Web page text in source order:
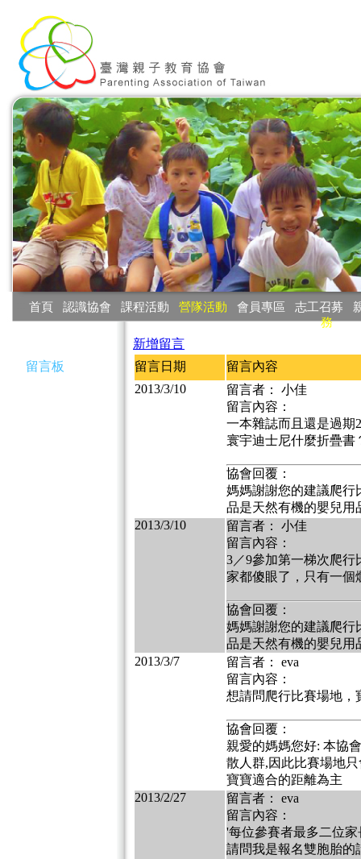
首頁 認識協會 課程活動 營隊活動 會員專區 志工召募
務
留言板
新增留言
留言日期
留言內容
2013/3/10
留言者： 小佳
留言內容：
一本雜誌而且還是過期
寰宇迪士尼什麼折疊書
協會回覆：
媽媽謝謝您的建議爬行
品是天然有機的嬰兒用
2013/3/10
留言者： 小佳
留言內容：
3／9參加第一梯次爬
家都傻眼了，只有一個
協會回覆：
媽媽謝謝您的建議爬行
品是天然有機的嬰兒用
2013/3/7
留言者： eva
留言內容：
想請問爬行比賽場地，
協會回覆：
親愛的媽媽您好: 本協
散人群,因此比賽場地
寶寶適合的距離為主
2013/2/27
留言者： eva
留言內容：
'每位參賽者最多二位
請問我是報名雙胞胎的